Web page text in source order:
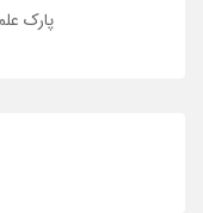
پارک